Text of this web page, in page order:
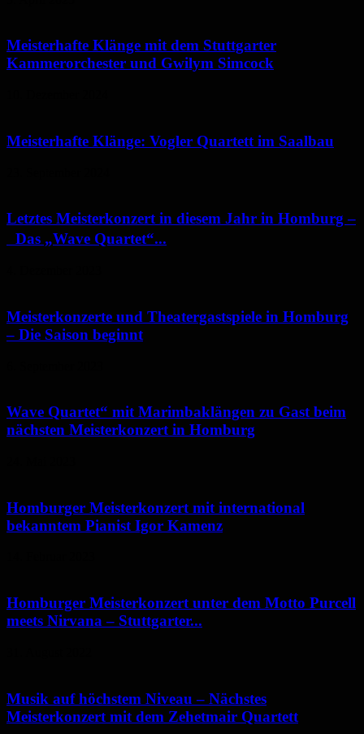
Meisterhafte Klänge mit dem Stuttgarter
Kammerorchester und Gwilym Simcock
Meisterhafte Klänge: Vogler Quartett im Saalbau
Letztes Meisterkonzert in diesem Jahr in Homburg –
Das „Wave Quartet“...
Meisterkonzerte und Theatergastspiele in Homburg
– Die Saison beginnt
Wave Quartet“ mit Marimbaklängen zu Gast beim
nächsten Meisterkonzert in Homburg
Homburger Meisterkonzert mit international
bekanntem Pianist Igor Kamenz
Homburger Meisterkonzert unter dem Motto Purcell
meets Nirvana – Stuttgarter...
Musik auf höchstem Niveau – Nächstes
Meisterkonzert mit dem Zehetmair Quartett